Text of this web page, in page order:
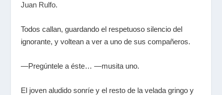
Juan Rulfo.
Todos callan, guardando el respetuoso silencio del
ignorante, y voltean a ver a uno de sus compañeros.
—Pregúntele a éste… —musita uno.
El joven aludido sonríe y el resto de la velada gringo y